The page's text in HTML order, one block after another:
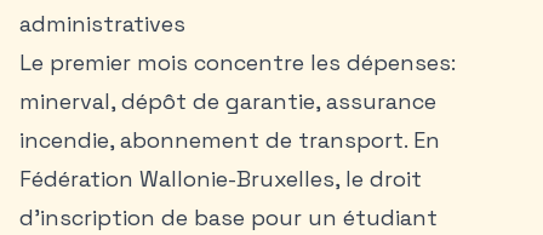
administratives
Le premier mois concentre les dépenses:
minerval, dépôt de garantie, assurance
incendie, abonnement de transport. En
Fédération Wallonie-Bruxelles, le droit
d’inscription de base pour un étudiant